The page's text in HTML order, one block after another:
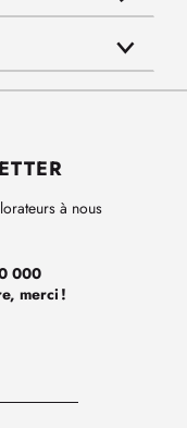
à nous
000
merci !